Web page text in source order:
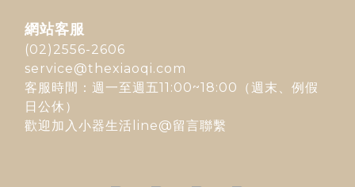
網站客服
(02)2556-2606
service@thexiaoqi.com
客服時間：週一至週五11:00~18:00（週末、例假
日公休）
歡迎加入 小器生活line@留言聯繫